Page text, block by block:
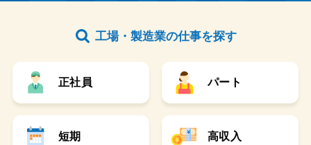
工場・製造業の仕事を探す
正社員 パート
短期 高収入